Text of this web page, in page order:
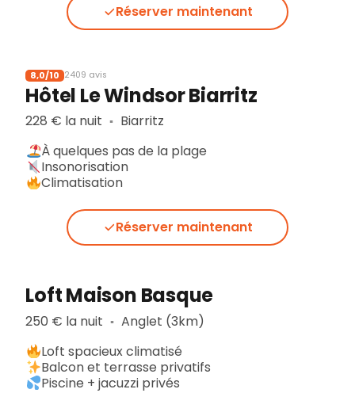
Réserver maintenant
8,0/10 2409 avis
Hôtel Le Windsor Biarritz
228 € la nuit ▪︎ Biarritz
À quelques pas de la plage
Insonorisation
Climatisation
Réserver maintenant
Loft Maison Basque
250 € la nuit ▪︎ Anglet (3km)
Loft spacieux climatisé
Balcon et terrasse privatifs
Piscine + jacuzzi privés